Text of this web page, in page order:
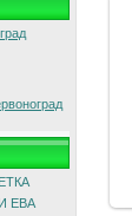
ЕВА